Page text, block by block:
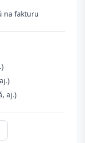
na fakturu
aj.)